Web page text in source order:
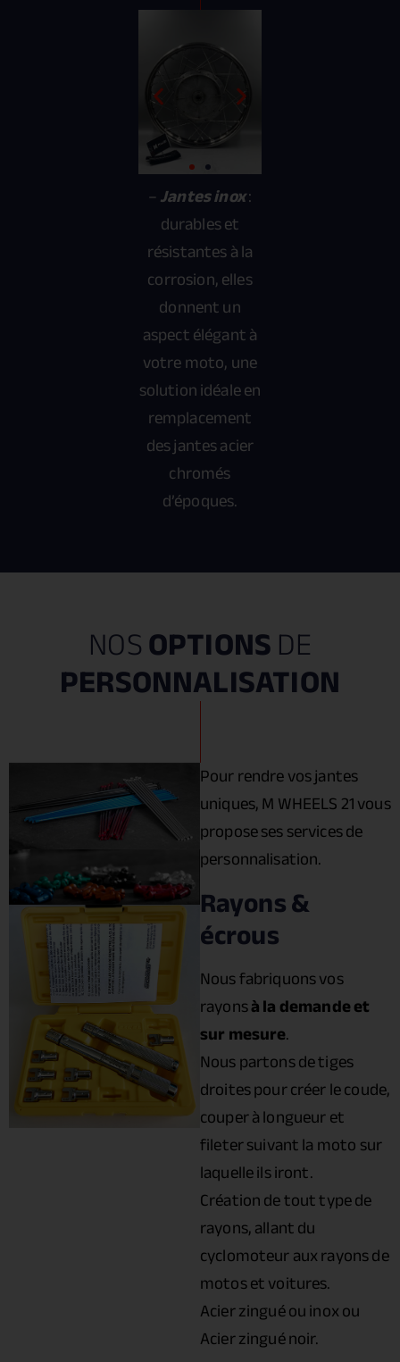
–Jantes inox:
durables et
résistantes à la
corrosion, elles
donnent un
aspect élégant à
votre moto, une
solution idéale en
remplacement
des jantes acier
chromés
d’époques.
NOSOPTIONSDE
PERSONNALISATION
Pour rendre vos jantes
uniques, M WHEELS 21 vous
propose ses services de
personnalisation.
Rayons &
écrous
Nous fabriquons vos
rayonsà la demande et
sur mesure.
Nous partons de tiges
droites pour créer le coude,
couper à longueur et
fileter suivant la moto sur
laquelle ils iront.
Création de tout type de
rayons, allant du
cyclomoteur aux rayons de
motos et voitures.
Acier zingué ou inox ou
Acier zingué noir.